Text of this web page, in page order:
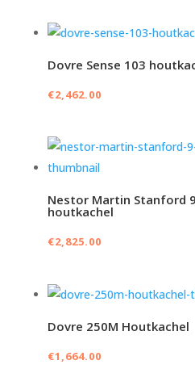
Dovre Sense 103
€2,462.00
Nestor Martin Stanford
houtkachel
€2,825.00
Dovre 250M Houtkachel
€1,664.00